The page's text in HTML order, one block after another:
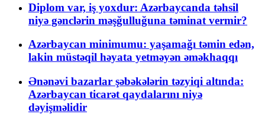
Diplom var, iş yoxdur: Azərbaycanda təhsil
niyə gənclərin məşğulluğuna təminat vermir?
Azərbaycan minimumu: yaşamağı təmin edən,
lakin müstəqil həyata yetməyən əməkhaqqı
Ənənəvi bazarlar şəbəkələrin təzyiqi altında:
Azərbaycan ticarət qaydalarını niyə
dəyişməlidir